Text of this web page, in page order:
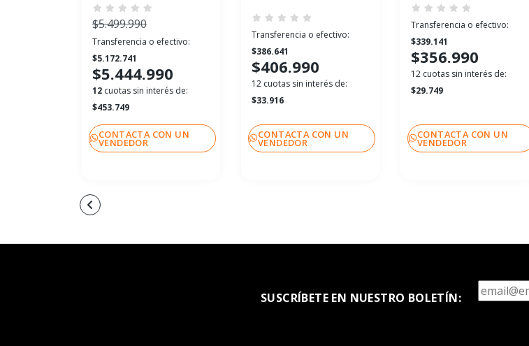
$5.499.990
Transferencia o efectivo:
$5.172.741
$5.444.990
12 cuotas sin interés de:
$453.749
CONTACTA CON UN
VENDEDOR
Transferencia o efectivo:
$386.641
$406.990
12 cuotas sin interés de:
$33.916
CONTACTA CON UN
VENDEDOR
Transferencia o efectivo:
$339.141
$356.990
12 cuotas sin interés de:
$29.749
CONTACTA CON UN
VENDEDOR
SUSCRÍBETE EN NUESTRO BOLETÍN: